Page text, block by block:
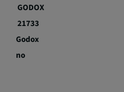
GODOX
21733
Godox
no